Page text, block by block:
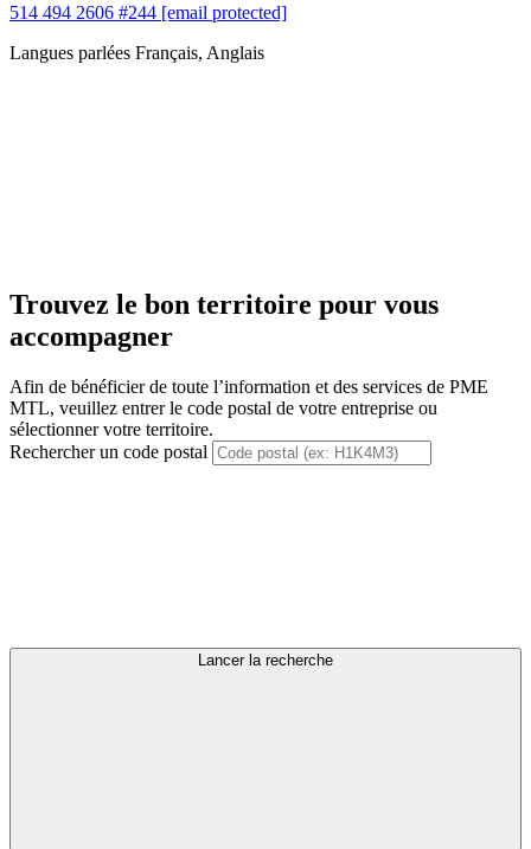
514 494 2606 #244 [email protected]
Langues parlées Français, Anglais
Trouvez le bon territoire pour vous
accompagner
Afin de bénéficier de toute l’information et des services de PME
MTL, veuillez entrer le code postal de votre entreprise ou
sélectionner votre territoire.
Rechercher un code postal
Lancer la recherche